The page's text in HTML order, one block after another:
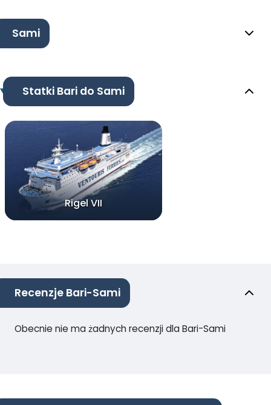
Sami
Statki Bari do Sami
Rigel VII
Recenzje Bari-Sami
Obecnie nie ma żadnych recenzji dla Bari-Sami